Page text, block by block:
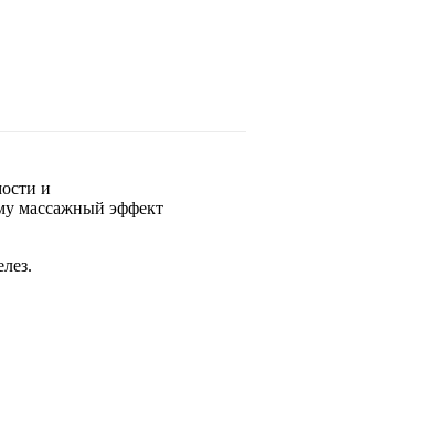
и
массажный эффект